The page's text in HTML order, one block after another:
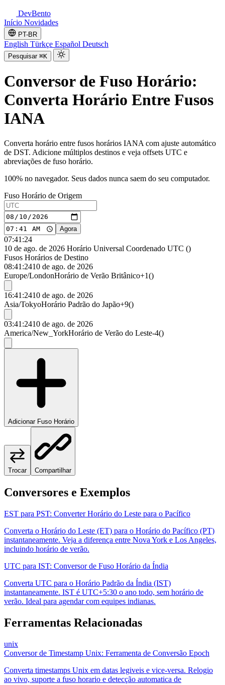
DevBento
Início Novidades
PT-BR
English Türkçe Español Deutsch
Pesquisar ⌘K
Conversor de Fuso Horário:
Converta Horário Entre Fusos
IANA
Converta horário entre fusos horários IANA com ajuste automático
de DST. Adicione múltiplos destinos e veja offsets UTC e
abreviações de fuso horário.
100% no navegador. Seus dados nunca saem do seu computador.
Fuso Horário de Origem
Agora
07:41:24
10 de ago. de 2026 Horário Universal Coordenado UTC ()
Fusos Horários de Destino
08:41:2410 de ago. de 2026
Europe/LondonHorário de Verão Britânico+1()
16:41:2410 de ago. de 2026
Asia/TokyoHorário Padrão do Japão+9()
03:41:2410 de ago. de 2026
America/New_YorkHorário de Verão do Leste-4()
Adicionar Fuso Horário
Trocar Compartilhar
Conversores e Exemplos
EST para PST: Converter Horário do Leste para o Pacífico
Converta o Horário do Leste (ET) para o Horário do Pacífico (PT)
instantaneamente. Veja a diferença entre Nova York e Los Angeles,
incluindo horário de verão.
UTC para IST: Conversor de Fuso Horário da Índia
Converta UTC para o Horário Padrão da Índia (IST)
instantaneamente. IST é UTC+5:30 o ano todo, sem horário de
verão. Ideal para agendar com equipes indianas.
Ferramentas Relacionadas
unix
Conversor de Timestamp Unix: Ferramenta de Conversão Epoch
Converta timestamps Unix em datas legiveis e vice-versa. Relogio
ao vivo, suporte a fuso horario e detecção automatica de